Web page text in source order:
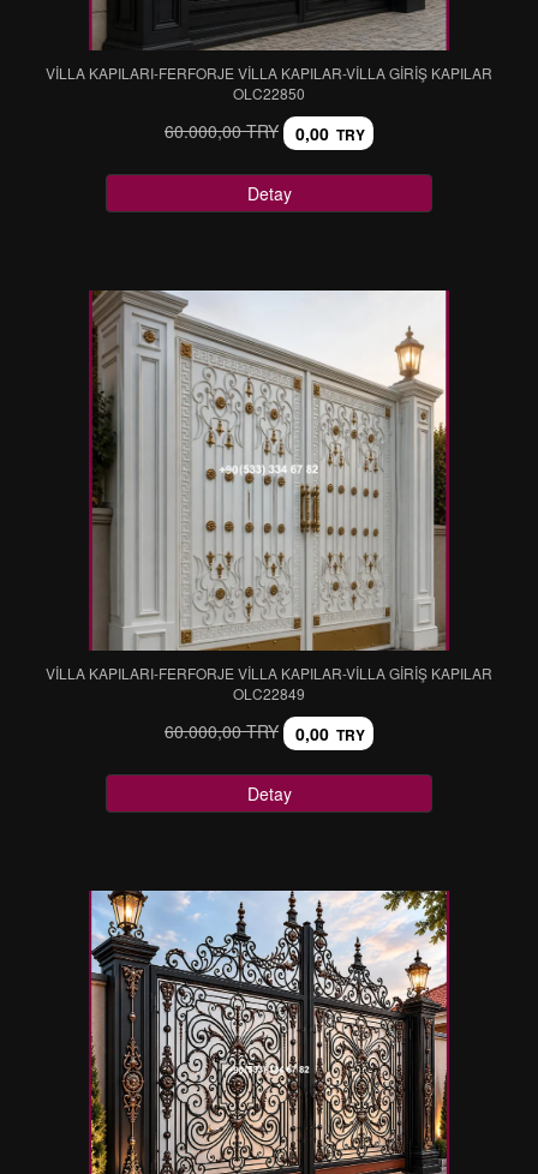
VİLLA KAPILARI-FERFORJE VİLLA KAPILAR-VİLLA GİRİŞ KAPILAR
OLC22850
60.000,00 TRY 0,00 TRY
Detay
VİLLA KAPILARI-FERFORJE VİLLA KAPILAR-VİLLA GİRİŞ KAPILAR
OLC22849
60.000,00 TRY 0,00 TRY
Detay